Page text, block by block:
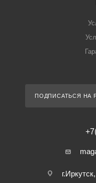
ПОДПИСАТЬСЯ НА